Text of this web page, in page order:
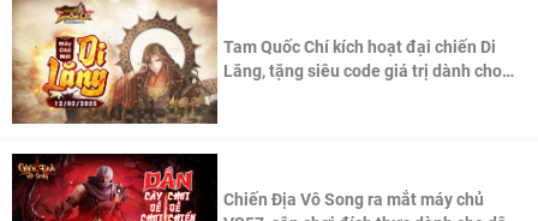
Tam Quốc Chí kích hoạt đại chiến Di
Lăng, tặng siêu code giá trị dành cho
Chiến Địa Vô Song ra mắt máy chủ